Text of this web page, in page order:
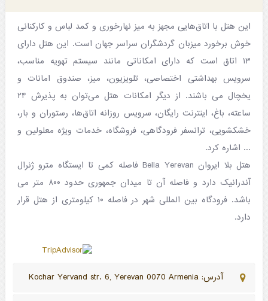
لحظه
آخری
جاذبه‌های
گردشگری
این هتل با اتاق‌هایی مجهز به میز نهار‌خوری و کمد لباس و کارکنانی
خوش برخورد میزبان گردشگران سراسر جهان است. این هتل دارای
۱۳ اتاق است که دارای امکاناتی مانند سیستم تهویه مناسب،
سرویس بهداشتی اختصاصی، تلویزیون، میز، صندوق امانات و
یخچال می باشند. از دیگر امکانات هتل می‌توان به پذیرش ۲۴
ساعته، باغ، اینترنت رایگان، سرویس روزانه اتاق‌ها، رستوران و بار،
خشکشویی، ترانسفر فرودگاهی، فروشگاه، خدمات ویژه معلولین و
... اشاره کرد.
هتل بلا ایروان Bella Yerevan فاصله کمی تا ایستگاه مترو ژنرال
آندرانیک دارد و فاصله آن تا میدان جمهوری حدود ۸۰۰ متر می
باشد. فرودگاه بین المللی شهر در فاصله ۱۰ کیلومتری از هتل قرار
دارد.
آدرس: Kochar Yervand str. 6, Yerevan 0070 Armenia